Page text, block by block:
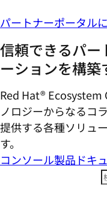
パートナーポータル
信頼できるパー
ーションを構築
Red Hat® Ecosystem
ノロジーからなるコ
提供する各種ソリュ
す。
コンソール製品ドキ